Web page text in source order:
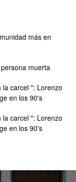
más en
muerta
carcel ": Lorenzo
en los 90's
carcel ": Lorenzo
en los 90's